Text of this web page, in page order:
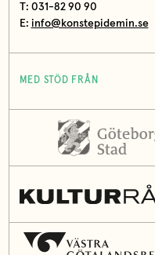
T: 031-82 90 90
E: info@konstepidemin.se
MED STÖD FRÅN